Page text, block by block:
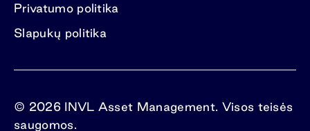
© 2026 INVL Asset Management. Visos teisės
saugomos.
Privatumo politika
Slapukų politika